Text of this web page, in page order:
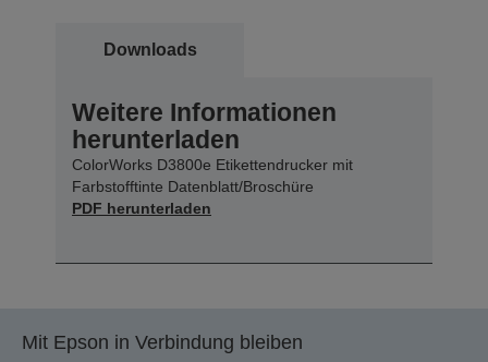
Downloads
Weitere Informationen
herunterladen
ColorWorks D3800e Etikettendrucker mit
Farbstofftinte Datenblatt/Broschüre
PDF herunterladen
Mit Epson in Verbindung bleiben